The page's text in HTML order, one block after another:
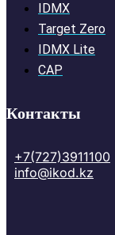
IDMX
Target Zero
IDMX Lite
CAP
Контакты
+7(727)3911100
info@ikod.kz